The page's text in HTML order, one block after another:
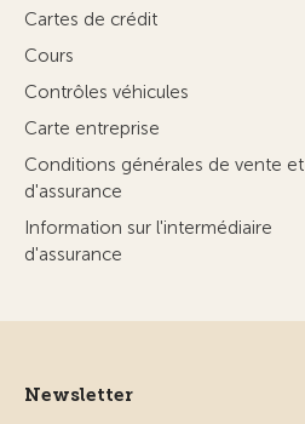
Cartes de crédit
Cours
Contrôles véhicules
Carte entreprise
Conditions générales de vente et
d'assurance
Information sur l'intermédiaire
d'assurance
Newsletter